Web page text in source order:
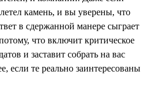
камень, и вы уверены, что
в сдержанной манере сыграет
что включит критическое
и заставит собрать на вас
если те реально заинтересованы